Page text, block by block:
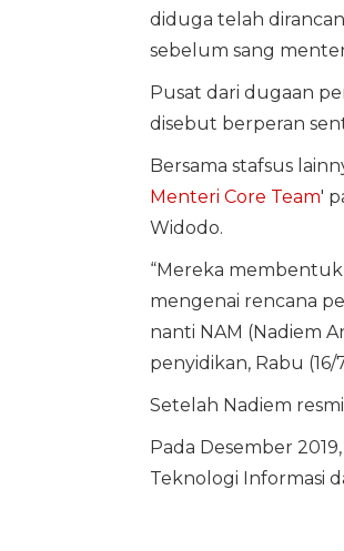
diduga telah
sebelum sang
Pusat dari dugaan
disebut berperan
Bersama stafsus
Menteri Core Team'
Widodo.
“Mereka
mengenai rencana
nanti NAM (Nadiem
penyidikan, Rabu (16/
Setelah Nadiem
Pada Desember
Teknologi Informasi